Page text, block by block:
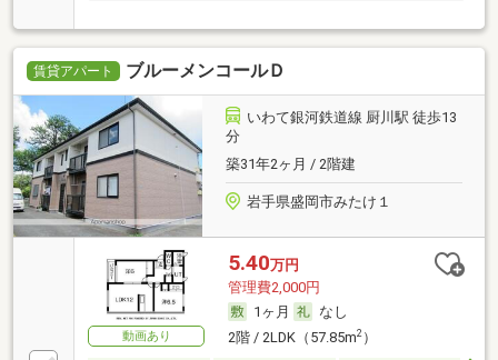
賃貸アパート ブルーメンコールＤ
いわて銀河鉄道線 厨川駅 徒歩13
分
築31年2ヶ月 / 2階建
岩手県盛岡市みたけ１
動画あり
5.40万円
管理費2,000円
1ヶ月
なし
2階 / 2LDK（57.85m2）